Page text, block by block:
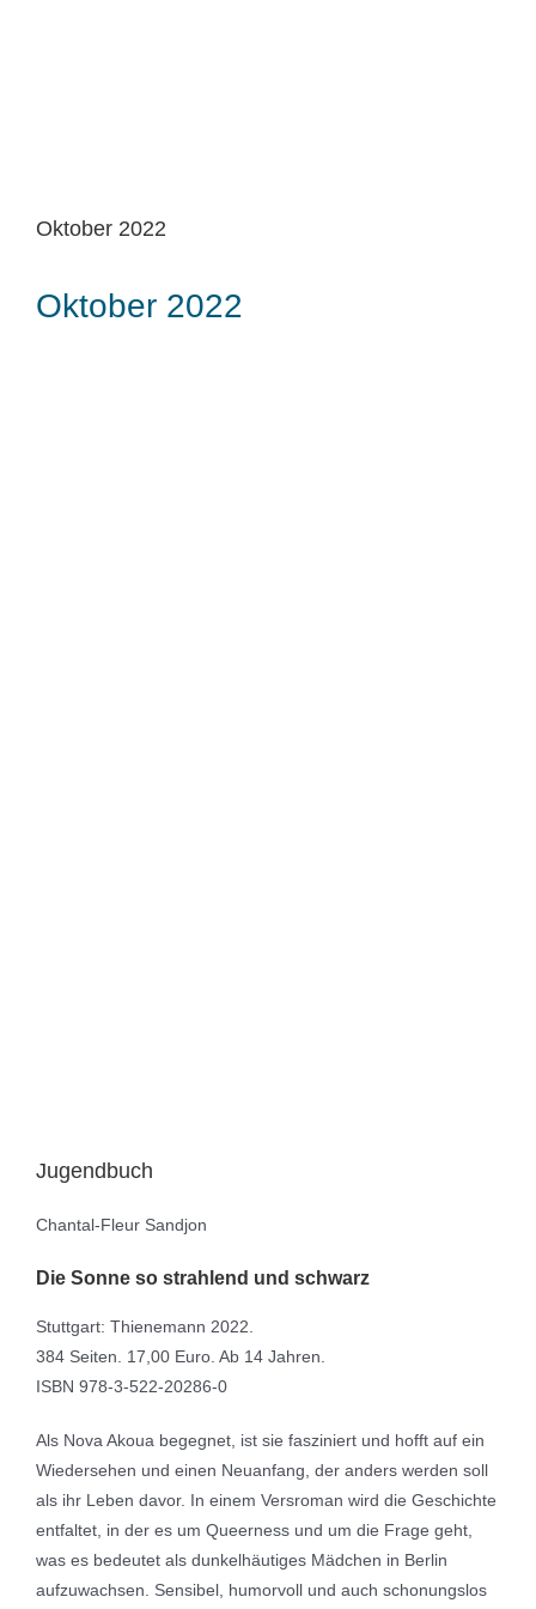
Oktober 2022
Oktober 2022
Jugendbuch
Chantal-Fleur Sandjon
Die Sonne so strahlend und schwarz
Stuttgart: Thienemann 2022.
384 Seiten. 17,00 Euro. Ab 14 Jahren.
ISBN 978-3-522-20286-0
Als Nova Akoua begegnet, ist sie fasziniert und hofft auf ein
Wiedersehen und einen Neuanfang, der anders werden soll
als ihr Leben davor. In einem Versroman wird die Geschichte
entfaltet, in der es um Queerness und um die Frage geht,
was es bedeutet als dunkelhäutiges Mädchen in Berlin
aufzuwachsen. Sensibel, humorvoll und auch schonungslos